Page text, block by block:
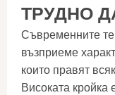
ТРУДНО
Съвременните
възприеме
които правят
Високата кройка